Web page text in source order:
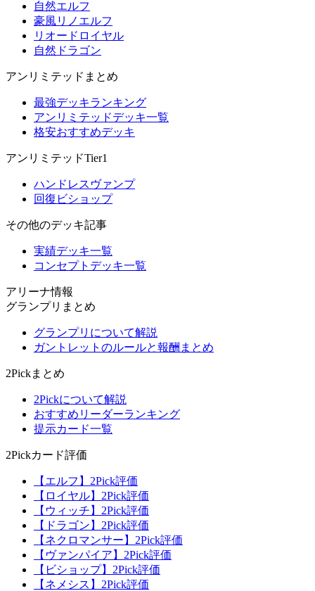
自然エルフ
豪風リノエルフ
リオードロイヤル
自然ドラゴン
アンリミテッドまとめ
最強デッキランキング
アンリミテッドデッキ一覧
格安おすすめデッキ
アンリミテッドTier1
ハンドレスヴァンプ
回復ビショップ
その他のデッキ記事
実績デッキ一覧
コンセプトデッキ一覧
アリーナ情報
グランプリまとめ
グランプリについて解説
ガントレットのルールと報酬まとめ
2Pickまとめ
2Pickについて解説
おすすめリーダーランキング
提示カード一覧
2Pickカード評価
【エルフ】2Pick評価
【ロイヤル】2Pick評価
【ウィッチ】2Pick評価
【ドラゴン】2Pick評価
【ネクロマンサー】2Pick評価
【ヴァンパイア】2Pick評価
【ビショップ】2Pick評価
【ネメシス】2Pick評価